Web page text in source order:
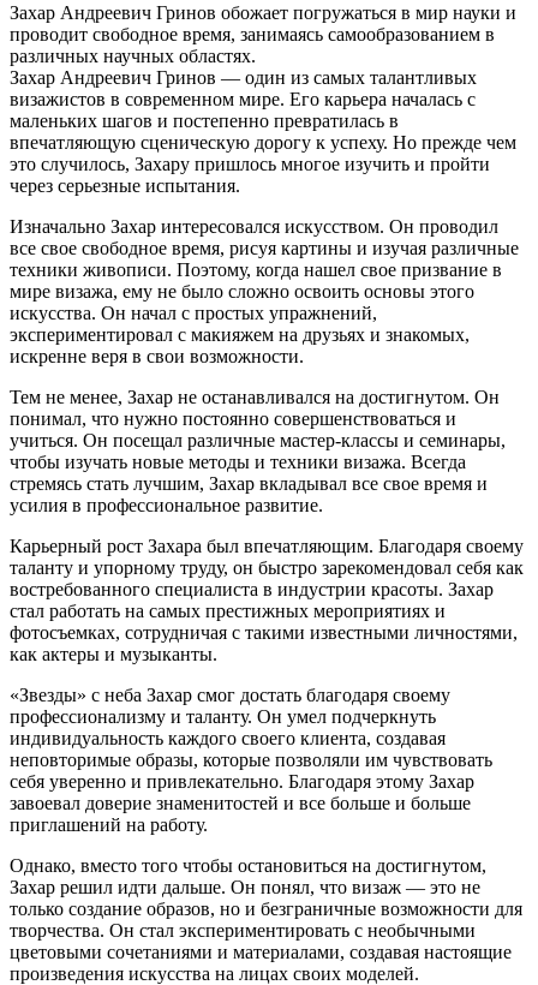
Захар Андреевич Гринов обожает погружаться в мир науки и
проводит свободное время, занимаясь самообразованием в
различных научных областях.
Захар Андреевич Гринов — один из самых талантливых
визажистов в современном мире. Его карьера началась с
маленьких шагов и постепенно превратилась в
впечатляющую сценическую дорогу к успеху. Но прежде чем
это случилось, Захару пришлось многое изучить и пройти
через серьезные испытания.
Изначально Захар интересовался искусством. Он проводил
все свое свободное время, рисуя картины и изучая различные
техники живописи. Поэтому, когда нашел свое призвание в
мире визажа, ему не было сложно освоить основы этого
искусства. Он начал с простых упражнений,
экспериментировал с макияжем на друзьях и знакомых,
искренне веря в свои возможности.
Тем не менее, Захар не останавливался на достигнутом. Он
понимал, что нужно постоянно совершенствоваться и
учиться. Он посещал различные мастер-классы и семинары,
чтобы изучать новые методы и техники визажа. Всегда
стремясь стать лучшим, Захар вкладывал все свое время и
усилия в профессиональное развитие.
Карьерный рост Захара был впечатляющим. Благодаря своему
таланту и упорному труду, он быстро зарекомендовал себя как
востребованного специалиста в индустрии красоты. Захар
стал работать на самых престижных мероприятиях и
фотосъемках, сотрудничая с такими известными личностями,
как актеры и музыканты.
«Звезды» с неба Захар смог достать благодаря своему
профессионализму и таланту. Он умел подчеркнуть
индивидуальность каждого своего клиента, создавая
неповторимые образы, которые позволяли им чувствовать
себя уверенно и привлекательно. Благодаря этому Захар
завоевал доверие знаменитостей и все больше и больше
приглашений на работу.
Однако, вместо того чтобы остановиться на достигнутом,
Захар решил идти дальше. Он понял, что визаж — это не
только создание образов, но и безграничные возможности для
творчества. Он стал экспериментировать с необычными
цветовыми сочетаниями и материалами, создавая настоящие
произведения искусства на лицах своих моделей.